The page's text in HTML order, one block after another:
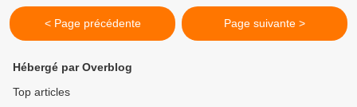
< Page précédente Page suivante >
Hébergé par Overblog
Top articles